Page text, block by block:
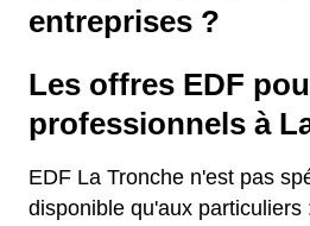
entreprises ?
Les offres EDF
professionnels à
EDF La Tronche n'est pas
disponible qu'aux